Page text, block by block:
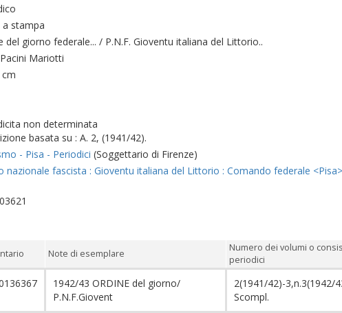
stampa
del giorno federale... / P.N.F. Gioventu italiana del Littorio..
Mariotti
cm
non determinata
basata su : A. 2, (1941/42).
- Pisa - Periodici (Soggettario di Firenze)
nazionale fascista : Gioventu italiana del Littorio : Comando federale <Pisa>
Note di esemplare
Numero dei volumi o
periodici
1942/43 ORDINE del giorno/
P.N.F.Giovent
2(1941/42)-3,n.3(1942/
Scompl.